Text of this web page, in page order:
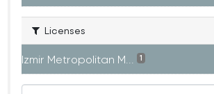
Licenses
Izmir Metropolitan M... 1